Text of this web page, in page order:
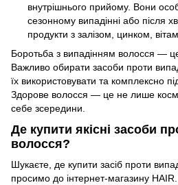
внутрішнього прийому. Вони
сезонному випадінні або після
продукти з залізом, цинком,
Боротьба з випадінням волосся —
Важливо обирати засоби проти
їх використовувати та комплексно
Здорове волосся — це не лише
себе зсередини.
Де купити якісні засоби
волосся?
Шукаєте, де купити засіб проти
просимо до інтернет-магазину